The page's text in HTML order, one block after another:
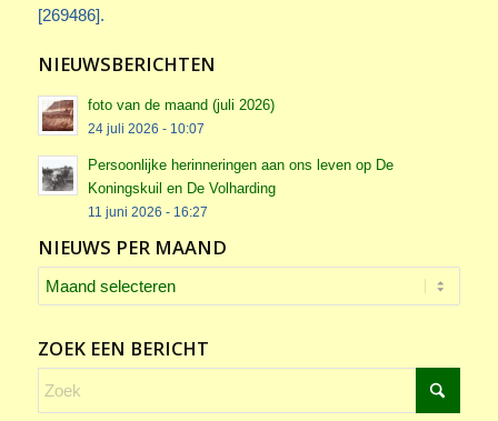
[269486].
NIEUWSBERICHTEN
foto van de maand (juli 2026)
24 juli 2026 - 10:07
Persoonlijke herinneringen aan ons leven op De
Koningskuil en De Volharding
11 juni 2026 - 16:27
NIEUWS PER MAAND
ZOEK EEN BERICHT